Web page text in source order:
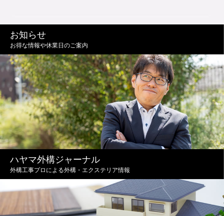
お知らせ
お得な情報や休業日のご案内
ハヤマ外構ジャーナル
外構工事プロによる外構・エクステリア情報